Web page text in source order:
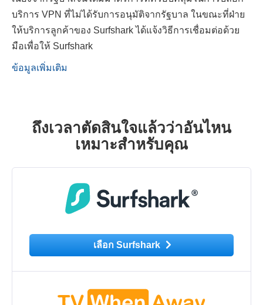
บริการ VPN ที่ไม่ได้รับการอนุมัติจากรัฐบาล ในขณะที่ฝ่าย
ให้บริการลูกค้าของ Surfshark ได้แจ้งวิธีการเชื่อมต่อด้วย
มือเพื่อให้ Surfshark
ข้อมูลเพิ่มเติม
ถึงเวลาตัดสินใจแล้วว่าอันไหน
เหมาะสำหรับคุณ
เลือก Surfshark